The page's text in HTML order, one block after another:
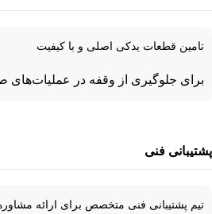
تامین قطعات یدکی اصلی و با کیفیت
برای جلوگیری از وقفه در عملیات‌های
پشتیبانی فنی
تیم پشتیبانی فنی متخصص برای ارائه